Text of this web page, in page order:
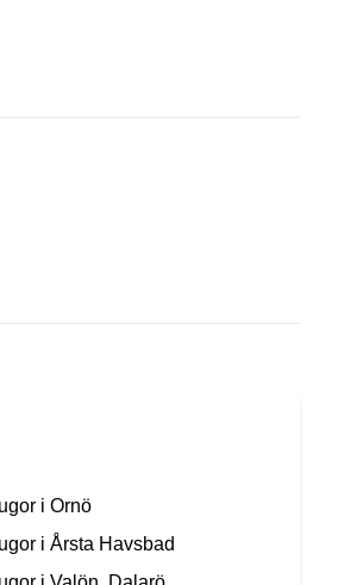
i Ornö
i Årsta Havsbad